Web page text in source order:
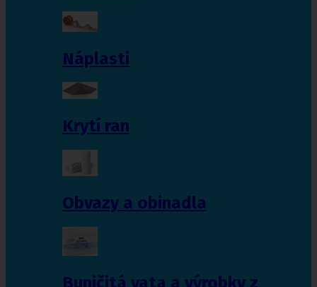
Náplasti
Krytí ran
Obvazy a obinadla
Buničitá vata a výrobky z